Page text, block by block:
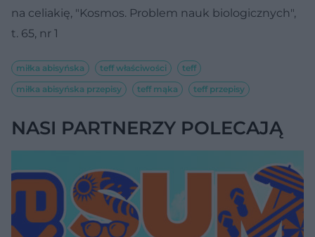
na celiakię, "Kosmos. Problem nauk biologicznych",
t. 65, nr 1
miłka abisyńska teff właściwości
teff
miłka abisyńska przepisy
teff mąka teff przepisy
NASI PARTNERZY POLECAJĄ